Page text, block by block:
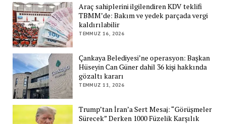
Araç sahiplerini ilgilendiren KDV teklifi
TBMM’de: Bakım ve yedek parçada vergi
kaldırılabilir
TEMMUZ 16, 2026
Çankaya Belediyesi’ne operasyon: Başkan
Hüseyin Can Güner dahil 36 kişi hakkında
gözaltı kararı
TEMMUZ 11, 2026
Trump’tan İran’a Sert Mesaj: “Görüşmeler
Sürecek” Derken 1000 Füzelik Karşılık